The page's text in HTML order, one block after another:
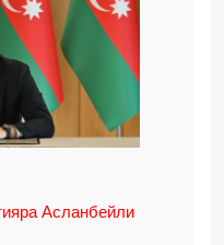
Асланбейли